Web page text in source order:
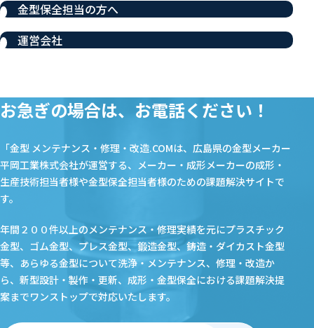
金型保全担当の方へ
運営会社
お急ぎの場合は、お電話ください！
「金型 メンテナンス・修理・改造.COMは、広島県の金型メーカー
平岡工業株式会社が運営する、メーカー・成形メーカーの成形・
生産技術担当者様や金型保全担当者様のための課題解決サイトで
す。
年間２００件以上のメンテナンス・修理実績を元にプラスチック
金型、ゴム金型、プレス金型、鍛造金型、鋳造・ダイカスト金型
等、あらゆる金型について洗浄・メンテナンス、修理・改造か
ら、新型設計・製作・更新、成形・金型保全における課題解決提
案までワンストップで対応いたします。